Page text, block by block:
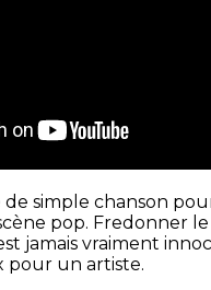
de simple chanson
pop. Fredonner
jamais vraiment
pour un artiste.